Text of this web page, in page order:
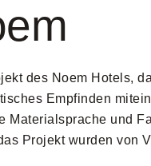
des Noem Hotels,
Empfinden
Materialsprache und
Projekt wurden von